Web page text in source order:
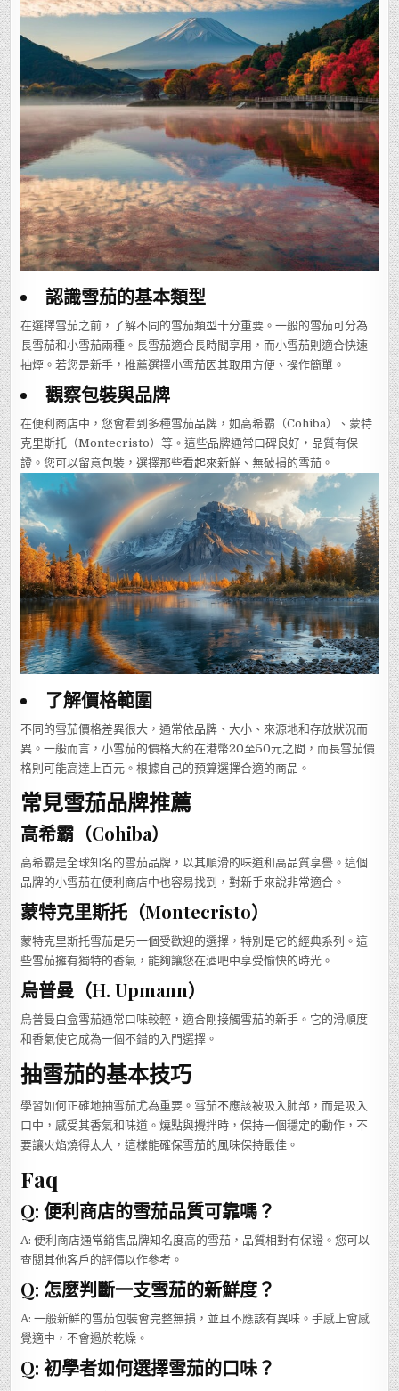
認識雪茄的基本類型
在選擇雪茄之前，了解不同的雪茄類型十分重要。一般的雪茄可分為
長雪茄和小雪茄兩種。長雪茄適合長時間享用，而小雪茄則適合快速
抽煙。若您是新手，推薦選擇小雪茄因其取用方便、操作簡單。
觀察包裝與品牌
在便利商店中，您會看到多種雪茄品牌，如高希霸（Cohiba）、蒙特
克里斯托（Montecristo）等。這些品牌通常口碑良好，品質有保
證。您可以留意包裝，選擇那些看起來新鮮、無破損的雪茄。
了解價格範圍
不同的雪茄價格差異很大，通常依品牌、大小、來源地和存放狀況而
異。一般而言，小雪茄的價格大約在港幣20至50元之間，而長雪茄價
格則可能高達上百元。根據自己的預算選擇合適的商品。
常見雪茄品牌推薦
高希霸（Cohiba）
高希霸是全球知名的雪茄品牌，以其順滑的味道和高品質享譽。這個
品牌的小雪茄在便利商店中也容易找到，對新手來說非常適合。
蒙特克里斯托（Montecristo）
蒙特克里斯托雪茄是另一個受歡迎的選擇，特別是它的經典系列。這
些雪茄擁有獨特的香氣，能夠讓您在酒吧中享受愉快的時光。
烏普曼（H. Upmann）
烏普曼白盒雪茄通常口味較輕，適合剛接觸雪茄的新手。它的滑順度
和香氣使它成為一個不錯的入門選擇。
抽雪茄的基本技巧
學習如何正確地抽雪茄尤為重要。雪茄不應該被吸入肺部，而是吸入
口中，感受其香氣和味道。燒點與攪拌時，保持一個穩定的動作，不
要讓火焰燒得太大，這樣能確保雪茄的風味保持最佳。
Faq
Q: 便利商店的雪茄品質可靠嗎？
A: 便利商店通常銷售品牌知名度高的雪茄，品質相對有保證。您可以
查閱其他客戶的評價以作參考。
Q: 怎麼判斷一支雪茄的新鮮度？
A: 一般新鮮的雪茄包裝會完整無損，並且不應該有異味。手感上會感
覺適中，不會過於乾燥。
Q: 初學者如何選擇雪茄的口味？